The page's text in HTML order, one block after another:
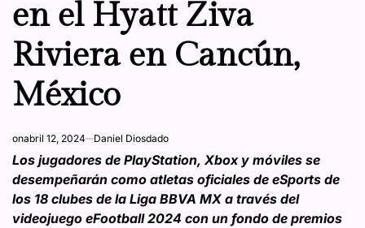
en el Hyatt Ziva
Riviera en Cancún,
México
onabril 12, 2024 Daniel Diosdado
Los jugadores de PlayStation, Xbox y móviles se
desempeñarán como atletas oficiales de eSports de
los 18 clubes de la Liga BBVA MX a través del
videojuego eFootball 2024 con un fondo de premios